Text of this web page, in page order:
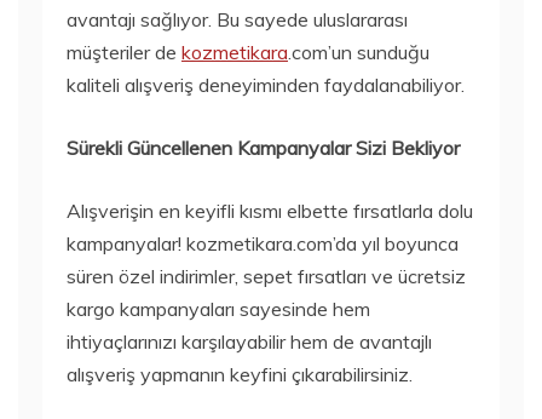
avantajı sağlıyor. Bu sayede uluslararası
müşteriler de kozmetikara .com’un sunduğu
kaliteli alışveriş deneyiminden faydalanabiliyor.
Sürekli Güncellenen Kampanyalar Sizi Bekliyor
Alışverişin en keyifli kısmı elbette fırsatlarla dolu
kampanyalar! kozmetikara.com’da yıl boyunca
süren özel indirimler, sepet fırsatları ve ücretsiz
kargo kampanyaları sayesinde hem
ihtiyaçlarınızı karşılayabilir hem de avantajlı
alışveriş yapmanın keyfini çıkarabilirsiniz.